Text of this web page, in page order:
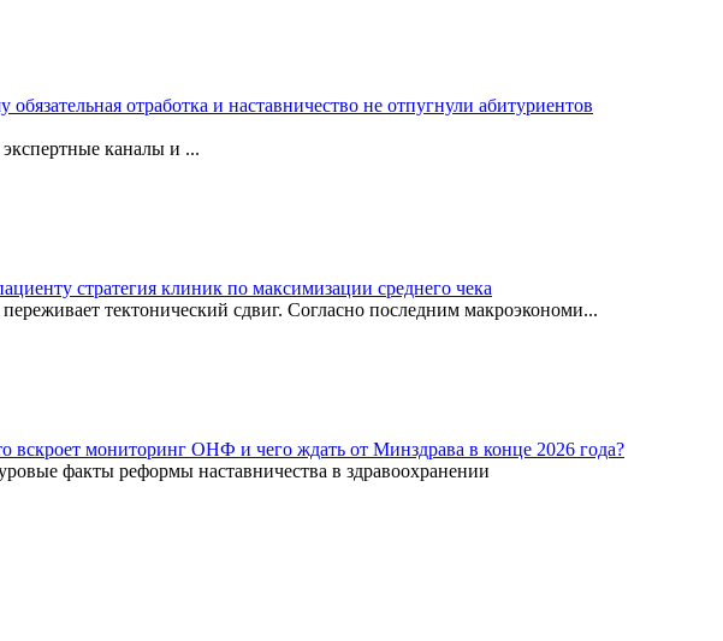
отработка и наставничество не отпугнули абитуриентов
каналы и ...
стратегия клиник по максимизации среднего чека
тектонический сдвиг. Согласно последним макроэкономи...
вскроет мониторинг ОНФ и чего ждать от Минздрава в конце 2026 года?
факты реформы наставничества в здравоохранении